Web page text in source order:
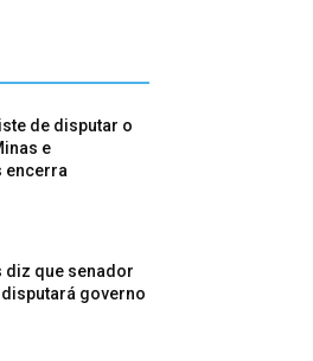
de disputar o
e
encerra
diz que senador
governo